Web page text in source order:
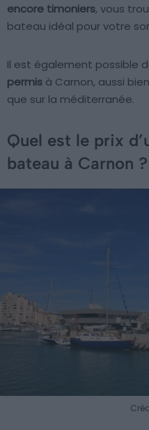
encore timoniers, vous
bateau idéal pour votre
Il est également possible
permis à Carnon, aussi
que sur la méditerranée.
Quel est le prix
bateau à Carnon ?